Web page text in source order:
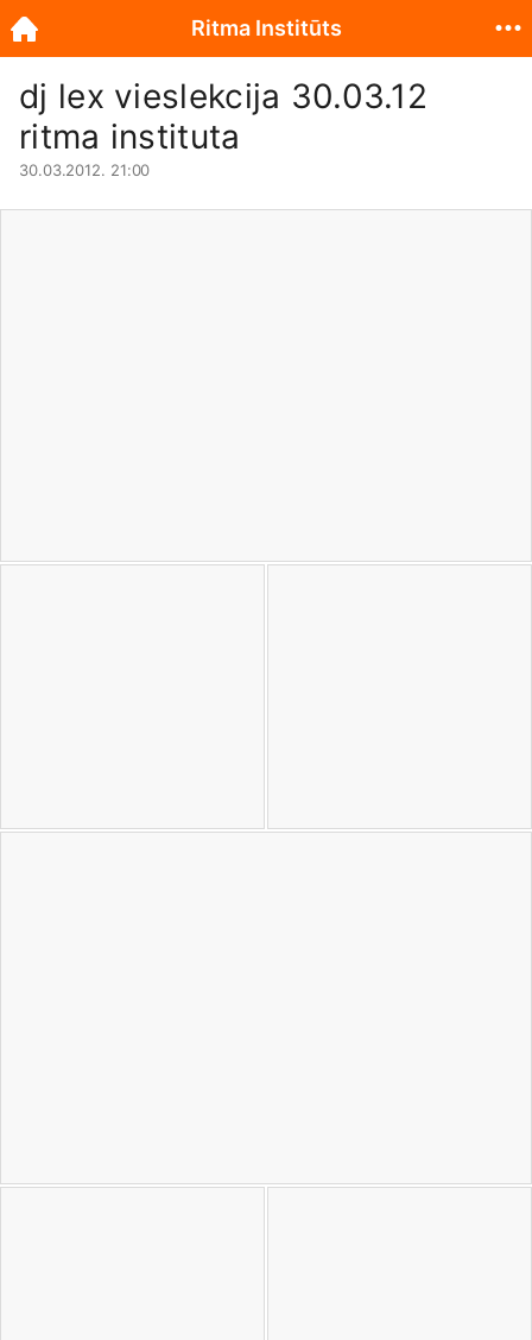
dj lex vieslekcija 30.03.12
ritma instituta
30.03.2012. 21:00
Ritma Institūts